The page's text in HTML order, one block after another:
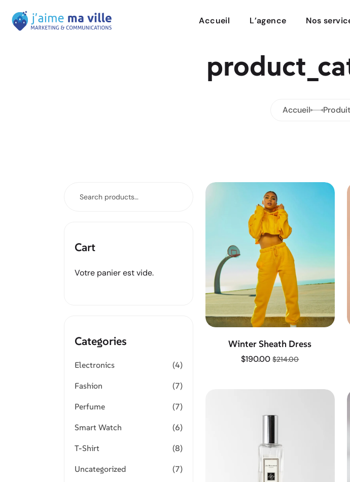
Accueil L’agence Nos
Accueil
Cart
Votre panier est vide.
Categories
Electronics (4)
Fashion (7)
Perfume (7)
Smart Watch (6)
T-Shirt (8)
Uncategorized (7)
Winter Sheath Dress
$190.00 $214.00